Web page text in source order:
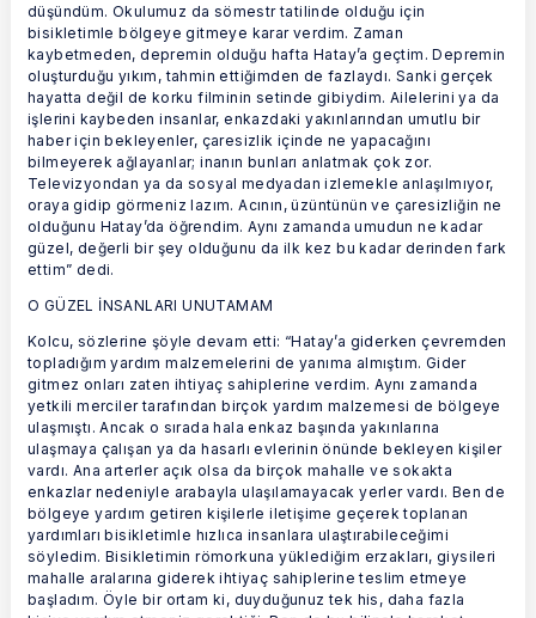
düşündüm. Okulumuz da sömestr tatilinde olduğu için
bisikletimle bölgeye gitmeye karar verdim. Zaman
kaybetmeden, depremin olduğu hafta Hatay’a geçtim. Depremin
oluşturduğu yıkım, tahmin ettiğimden de fazlaydı. Sanki gerçek
hayatta değil de korku filminin setinde gibiydim. Ailelerini ya da
işlerini kaybeden insanlar, enkazdaki yakınlarından umutlu bir
haber için bekleyenler, çaresizlik içinde ne yapacağını
bilmeyerek ağlayanlar; inanın bunları anlatmak çok zor.
Televizyondan ya da sosyal medyadan izlemekle anlaşılmıyor,
oraya gidip görmeniz lazım. Acının, üzüntünün ve çaresizliğin ne
olduğunu Hatay’da öğrendim. Aynı zamanda umudun ne kadar
güzel, değerli bir şey olduğunu da ilk kez bu kadar derinden fark
ettim” dedi.
O GÜZEL İNSANLARI UNUTAMAM
Kolcu, sözlerine şöyle devam etti: “Hatay’a giderken çevremden
topladığım yardım malzemelerini de yanıma almıştım. Gider
gitmez onları zaten ihtiyaç sahiplerine verdim. Aynı zamanda
yetkili merciler tarafından birçok yardım malzemesi de bölgeye
ulaşmıştı. Ancak o sırada hala enkaz başında yakınlarına
ulaşmaya çalışan ya da hasarlı evlerinin önünde bekleyen kişiler
vardı. Ana arterler açık olsa da birçok mahalle ve sokakta
enkazlar nedeniyle arabayla ulaşılamayacak yerler vardı. Ben de
bölgeye yardım getiren kişilerle iletişime geçerek toplanan
yardımları bisikletimle hızlıca insanlara ulaştırabileceğimi
söyledim. Bisikletimin römorkuna yüklediğim erzakları, giysileri
mahalle aralarına giderek ihtiyaç sahiplerine teslim etmeye
başladım. Öyle bir ortam ki, duyduğunuz tek his, daha fazla